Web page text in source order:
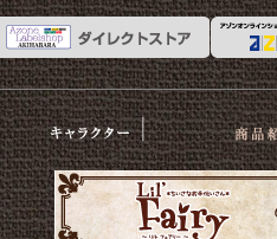
ストーリー 商品紹介